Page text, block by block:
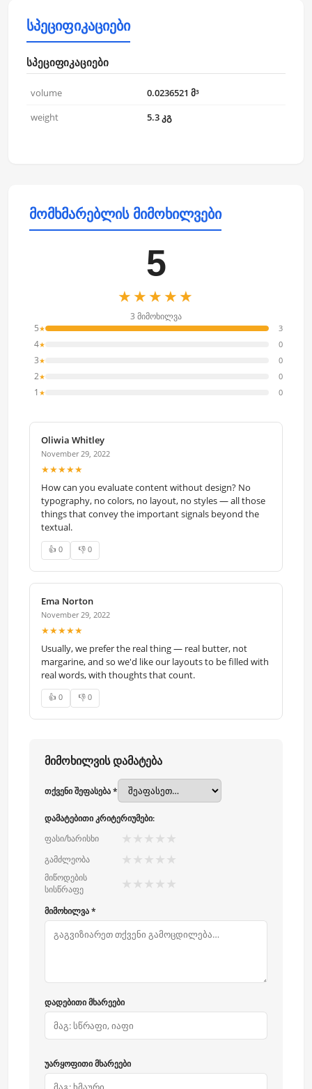
სპეციფიკაციები
სპეციფიკაციები
volume
0.0236521 მ³
weight
5.3 კგ
მომხმარებლის მიმოხილვები
5
★★★★★
3 მიმოხილვა
5★ 3
4★ 0
3★ 0
2★ 0
1 ★ 0
Oliwia Whitley
November 29, 2022
★★★★★
How can you evaluate content without design? No
typography, no colors, no layout, no styles — all those
things that convey the important signals beyond the
textual.
👍 0 👎 0
Ema Norton
November 29, 2022
★★★★★
Usually, we prefer the real thing — real butter, not
margarine, and so we'd like our layouts to be filled with
real words, with thoughts that count.
👍 0 👎 0
მიმოხილვის დამატება
თქვენი შეფასება *
დამატებითი კრიტერიუმები:
ფასი/ხარისხი
★ ★ ★ ★ ★
გამძლეობა ★ ★ ★ ★ ★
მიწოდების
სისწრაფე
★ ★ ★ ★ ★
მიმოხილვა *
დადებითი მხარეები
უარყოფითი მხარეები